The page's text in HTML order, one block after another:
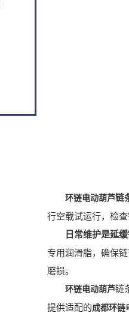
环链电动葫芦链
行空载试运行，检
日常维护是延
专用润滑脂，确保
磨损。
环链电动葫芦链
提供适配的成都环链